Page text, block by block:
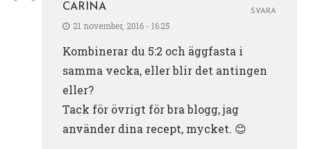
CARINA
21 november, 2016 - 16:25
Kombinerar du 5:2 och äggfasta i
samma vecka, eller blir det antingen
eller?
Tack för övrigt för bra blogg, jag
använder dina recept, mycket. 😊
SVARA